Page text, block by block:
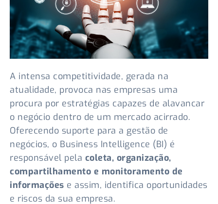
A intensa competitividade, gerada na
atualidade, provoca nas empresas uma
procura por estratégias capazes de alavancar
o negócio dentro de um mercado acirrado.
Oferecendo suporte para a gestão de
negócios, o Business Intelligence (BI) é
responsável pela coleta, organização,
compartilhamento e monitoramento de
informações e assim, identifica oportunidades
e riscos da sua empresa.